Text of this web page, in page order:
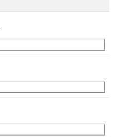
筒の1.8Lと1.9L、直列6気筒の2.0L、
さまざまなモデルチェンジが行われた
れた顧客を呼び戻すための、リーズナ
用意された。